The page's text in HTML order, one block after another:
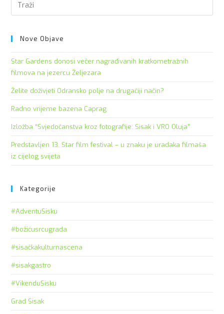
Nove Objave
Star Gardens donosi večer nagrađivanih kratkometražnih
filmova na jezercu Željezara
Želite doživjeti Odransko polje na drugačiji način?
Radno vrijeme bazena Caprag
Izložba “Svjedočanstva kroz fotografije: Sisak i VRO Oluja”
Predstavljen 13. Star film festival – u znaku je uradaka filmaša
iz cijelog svijeta
Kategorije
#AdventuSisku
#božićusrcugrada
#sisačkakulturnascena
#sisakgastro
#VikenduSisku
Grad Sisak